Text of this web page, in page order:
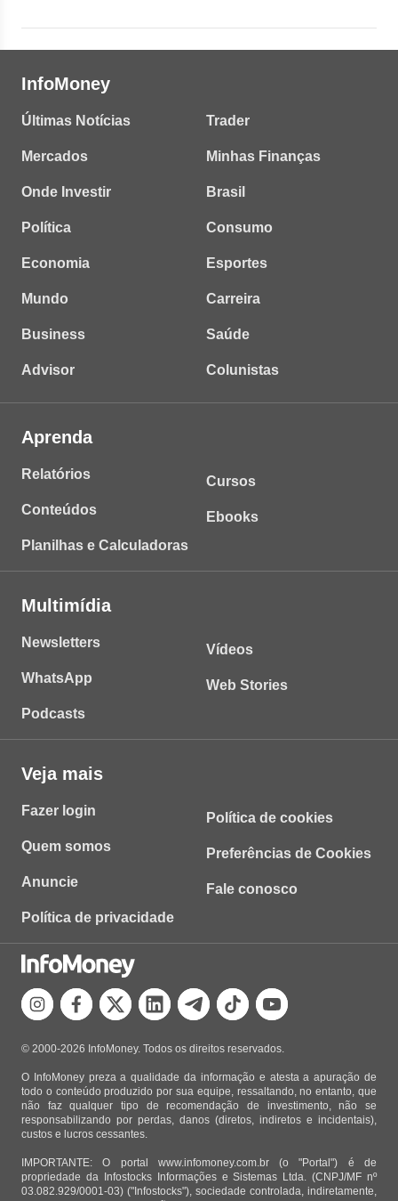
InfoMoney
Últimas Notícias
Mercados
Onde Investir
Política
Economia
Mundo
Business
Advisor
Trader
Minhas Finanças
Brasil
Consumo
Esportes
Carreira
Saúde
Colunistas
Aprenda
Relatórios
Conteúdos
Planilhas e Calculadoras
Cursos
Ebooks
Multimídia
Newsletters
WhatsApp
Podcasts
Vídeos
Web Stories
Veja mais
Fazer login
Quem somos
Anuncie
Política de privacidade
Política de cookies
Preferências de Cookies
Fale conosco
© 2000-2026 InfoMoney. Todos os direitos reservados.
O InfoMoney preza a qualidade da informação e atesta a apuração de
todo o conteúdo produzido por sua equipe, ressaltando, no entanto, que
não faz qualquer tipo de recomendação de investimento, não se
responsabilizando por perdas, danos (diretos, indiretos e incidentais),
custos e lucros cessantes.
IMPORTANTE: O portal www.infomoney.com.br (o "Portal") é de
propriedade da Infostocks Informações e Sistemas Ltda. (CNPJ/MF nº
03.082.929/0001-03) ("Infostocks"), sociedade controlada, indiretamente,